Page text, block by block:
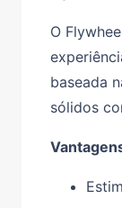
O
baseada
sólidos